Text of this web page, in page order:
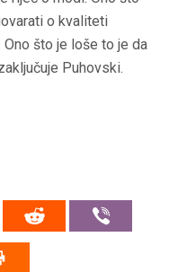
o kvaliteti
što je loše to je da
Puhovski.